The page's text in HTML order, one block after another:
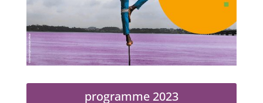
programme 2023